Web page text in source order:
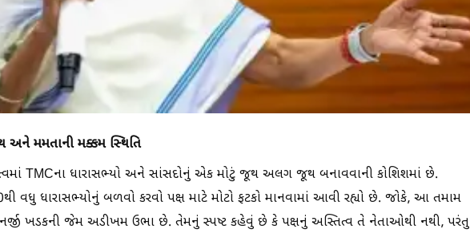
અને મમતાની મક્કમ સ્થિતિ
TMCના ધારાસભ્યો અને સાંસદોનું એક મોટું જૂથ અલગ જૂથ બનાવવાની કોશિશમાં છે.
વધુ ધારાસભ્યોનું બળવો કરવો પક્ષ માટે મોટો ફટકો માનવામાં આવી રહ્યો છે. જોકે, આ તમામ
ખડકની જેમ અડીખમ ઉભા છે. તેમનું સ્પષ્ટ કહેવું છે કે પક્ષનું અસ્તિત્વ તે નેતાઓથી નથી, પરંતુ